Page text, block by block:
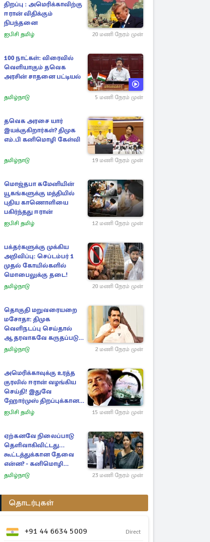
திறப்பு : அமெரிக்காவிற்கு
ஈரான் விதிக்கும்
நிபந்தனை
ஐபிசி தமிழ் 20 மணி நேரம் முன்
100 நாட்கள்: விரைவில்
வெளியாகும் தவெக
அரசின் சாதனை பட்டியல்
தமிழ்நாடு 5 மணி நேரம் முன்
தவெக அரசை யார்
இயக்குகிறார்கள்? திமுக
எம்.பி கனிமொழி கேள்வி
தமிழ்நாடு 19 மணி நேரம் முன்
மொஜ்தபா கமேனியின்
யூகங்களுக்கு மத்தியில்
புதிய காணொளியை
பகிர்ந்தது ஈரான்
ஐபிசி தமிழ் 12 மணி நேரம் முன்
பக்தர்களுக்கு முக்கிய
அறிவிப்பு: செப்டம்பர் 1
முதல் கோயில்களில்
மொபைலுக்கு தடை!
தமிழ்நாடு 20 மணி நேரம் முன்
தொகுதி மறுவரையறை
மசோதா: திமுக
வெளிநடப்பு செய்தால்
ஆதரவாகவே கருதப்படும்
– அமைச்சர் நிர்மல்குமார்
தமிழ்நாடு 2 மணி நேரம் முன்
அமெரிக்காவுக்கு உரத்த
குரலில் ஈரான் வழங்கிய
செய்தி! இதுவே
ஹோர்முஸ் திறப்புக்கான
நிபந்தனை
ஐபிசி தமிழ் 15 மணி நேரம் முன்
ஏற்கனவே நிலைப்பாடு
தெளிவாகிவிட்டது...
கூட்டத்துக்கான தேவை
என்ன? - கனிமொழி
விமர்சனம்
தமிழ்நாடு 23 மணி நேரம் முன்
தொடர்புகள்
+91 44 6634 5009 Direct